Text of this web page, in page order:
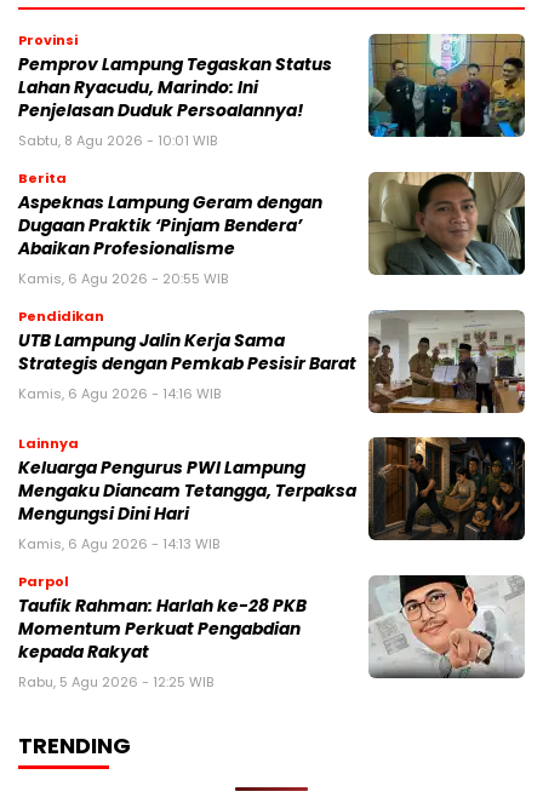
Provinsi
Pemprov Lampung Tegaskan Status
Lahan Ryacudu, Marindo: Ini
Penjelasan Duduk Persoalannya!
Sabtu, 8 Agu 2026 - 10:01 WIB
Berita
Aspeknas Lampung Geram dengan
Dugaan Praktik ‘Pinjam Bendera’
Abaikan Profesionalisme
Kamis, 6 Agu 2026 - 20:55 WIB
Pendidikan
UTB Lampung Jalin Kerja Sama
Strategis dengan Pemkab Pesisir Barat
Kamis, 6 Agu 2026 - 14:16 WIB
Lainnya
Keluarga Pengurus PWI Lampung
Mengaku Diancam Tetangga, Terpaksa
Mengungsi Dini Hari
Kamis, 6 Agu 2026 - 14:13 WIB
Parpol
Taufik Rahman: Harlah ke-28 PKB
Momentum Perkuat Pengabdian
kepada Rakyat
Rabu, 5 Agu 2026 - 12:25 WIB
TRENDING